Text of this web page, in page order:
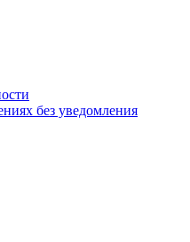
без уведомления